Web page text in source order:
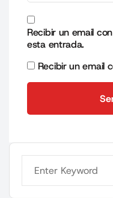
Recibir un email
esta entrada.
Recibir un email